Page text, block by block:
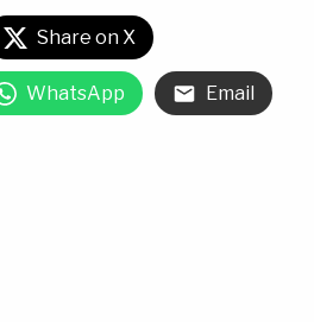
Share on X
WhatsApp Email